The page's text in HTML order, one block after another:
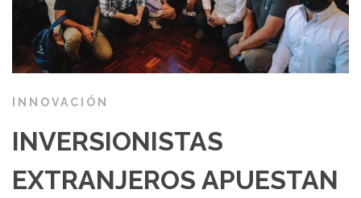
INNOVACIÓN
INVERSIONISTAS
EXTRANJEROS APUESTAN